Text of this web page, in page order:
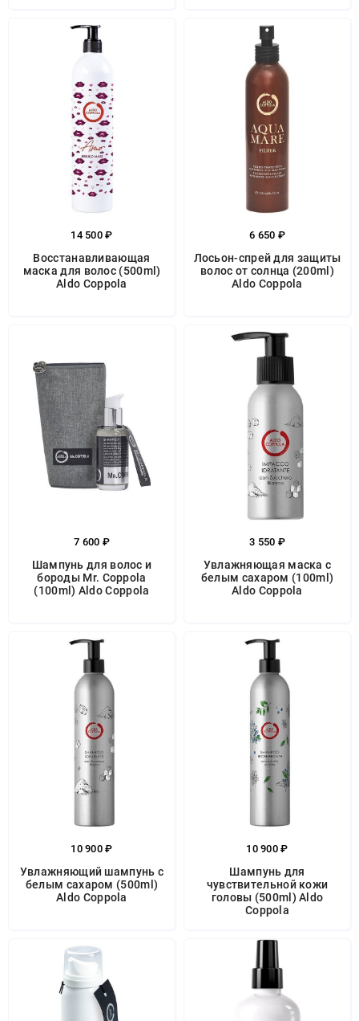
14 500 ₽
Восстанавливающая
маска для волос (500ml)
Aldo Coppola
6 650 ₽
Лосьон-спрей для защиты
волос от солнца (200ml)
Aldo Coppola
7 600 ₽
Шампунь для волос и
бороды Mr. Coppola
(100ml) Aldo Coppola
3 550 ₽
Увлажняющая маска с
белым сахаром (100ml)
Aldo Coppola
10 900 ₽
Увлажняющий шампунь с
белым сахаром (500ml)
Aldo Coppola
10 900 ₽
Шампунь для
чувствительной кожи
головы (500ml) Aldo
Coppola